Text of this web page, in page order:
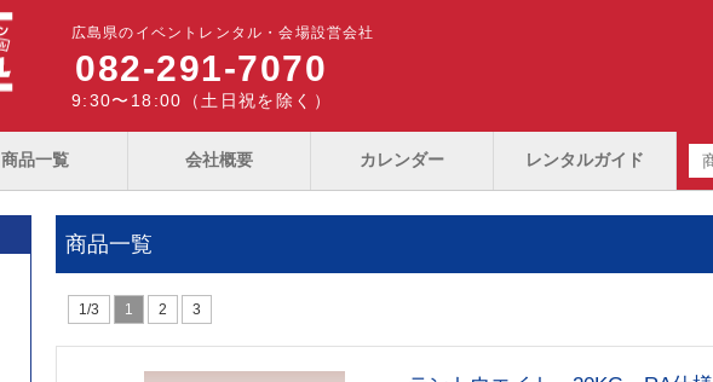
広島県のイベントレンタル・会場設営会社
082-291-7070
9:30〜18:00（土日祝を除く）
商品一覧 会社概要 カレンダー レンタルガイド
商品一覧
1/3 1 2 3